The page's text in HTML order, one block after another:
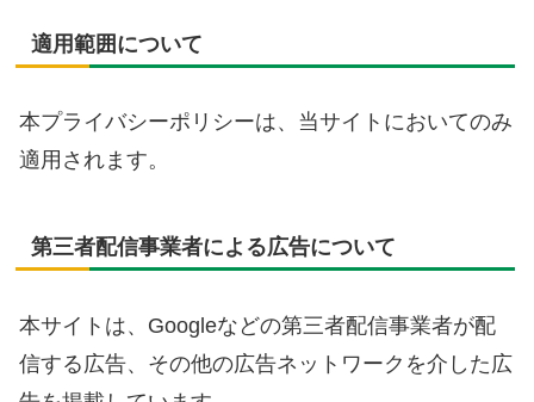
適用範囲について
本プライバシーポリシーは、当サイトにおいてのみ
適用されます。
第三者配信事業者による広告について
本サイトは、Googleなどの第三者配信事業者が配
信する広告、その他の広告ネットワークを介した広